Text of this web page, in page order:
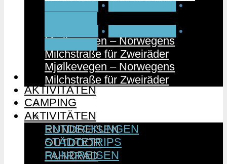
FAHRRAD • NORWEGEN •
Mjølkevegen – Norwegens
Milchstraße für Zweiräder
CAMPING
AKTIVITÄTEN
ENTDECKUNGEN
STÄDTETRIPS
RUNDREISEN
OUTDOOR
FAHRRAD
•
•
Mjølkevegen – Norwegens
Milchstraße für Zweiräder
CAMPING
AKTIVITÄTEN
ENTDECKUNGEN
STÄDTETRIPS
RUNDREISEN